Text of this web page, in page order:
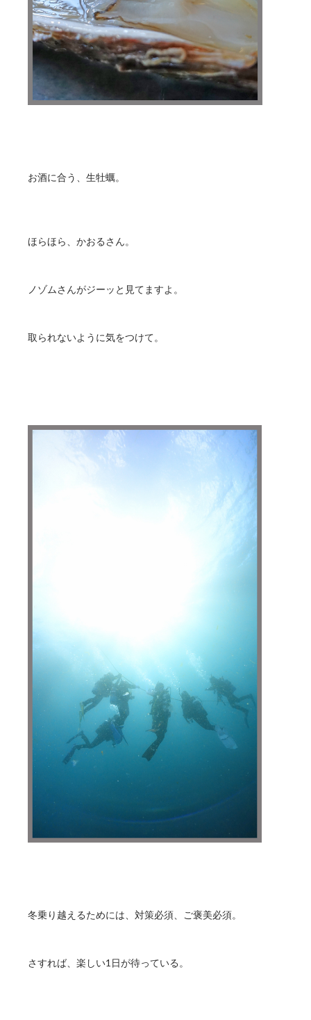
お酒に合う、生牡蠣。
ほらほら、かおるさん。
ノゾムさんがジーッと見てますよ。
取られないように気をつけて。
冬乗り越えるためには、対策必須、ご褒美必須。
さすれば、楽しい1日が待っている。